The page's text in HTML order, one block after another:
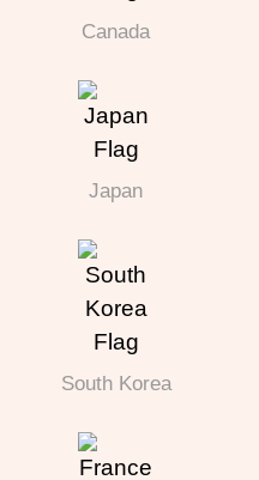
Canada
Japan
South Korea